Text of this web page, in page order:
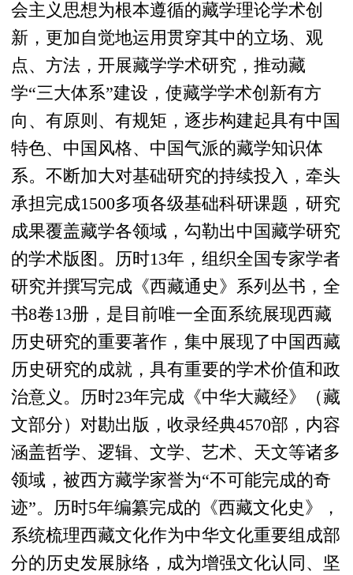
会主义思想为根本遵循的藏学理论学术创
新，更加自觉地运用贯穿其中的立场、观
点、方法，开展藏学学术研究，推动藏
学“三大体系”建设，使藏学学术创新有方
向、有原则、有规矩，逐步构建起具有中国
特色、中国风格、中国气派的藏学知识体
系。不断加大对基础研究的持续投入，牵头
承担完成1500多项各级基础科研课题，研究
成果覆盖藏学各领域，勾勒出中国藏学研究
的学术版图。历时13年，组织全国专家学者
研究并撰写完成《西藏通史》系列丛书，全
书8卷13册，是目前唯一全面系统展现西藏
历史研究的重要著作，集中展现了中国西藏
历史研究的成就，具有重要的学术价值和政
治意义。历时23年完成《中华大藏经》（藏
文部分）对勘出版，收录经典4570部，内容
涵盖哲学、逻辑、文学、艺术、天文等诸多
领域，被西方藏学家誉为“不可能完成的奇
迹”。历时5年编纂完成的《西藏文化史》，
系统梳理西藏文化作为中华文化重要组成部
分的历史发展脉络，成为增强文化认同、坚